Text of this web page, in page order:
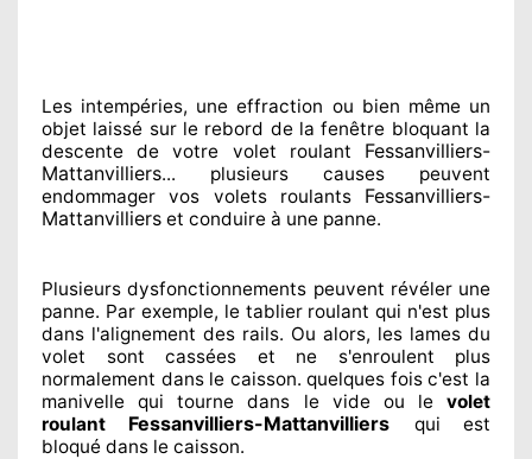
Les intempéries, une effraction ou bien même un
objet laissé sur le rebord de la fenêtre bloquant la
descente de votre volet roulant Fessanvilliers-
Mattanvilliers... plusieurs causes peuvent
endommager vos volets roulants Fessanvilliers-
Mattanvilliers et conduire à une panne.
Plusieurs dysfonctionnements peuvent révélerune
panne. Par exemple, le tablier roulant qui n'est plus
dans l'alignement des rails. Ou alors, les lames du
volet sont cassées et ne s'enroulent plus
normalement dans le caisson. quelques foisc'est la
manivelle qui tourne dans le vide ou le volet
roulant Fessanvilliers-Mattanvilliers
qui est
bloqué dans le caisson.